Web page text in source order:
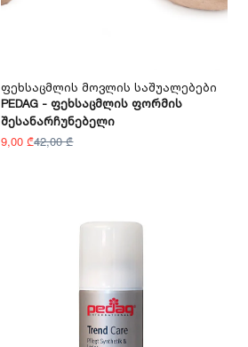
Ფეხსაცმლის Მოვლის Საშუალებები
PEDAG - Ფეხსაცმლის Ფორმის
Შესანარჩუნებელი
9,00 ₾42,00 ₾